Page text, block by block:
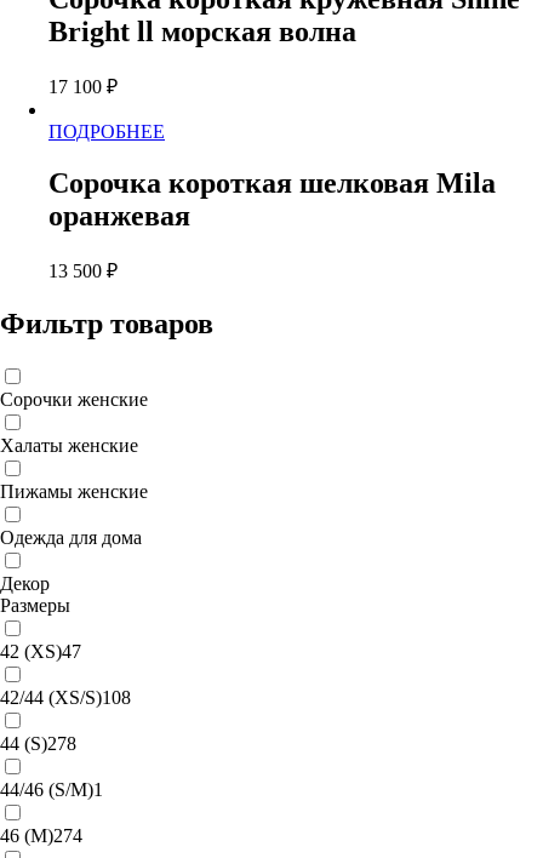
товара.
несколько
вариаций.
странице
Bright ll морская волна
17 100 ₽
ПОДРОБНЕЕ
несколько
вариаций.
странице
Сорочка короткая шелковая Mila
оранжевая
13 500 ₽
Фильтр товаров
Сорочки женские
Халаты женские
Пижамы женские
Одежда для дома
Декор
Размеры
42 (XS)47
42/44 (XS/S)108
44 (S)278
44/46 (S/M)1
46 (M)274